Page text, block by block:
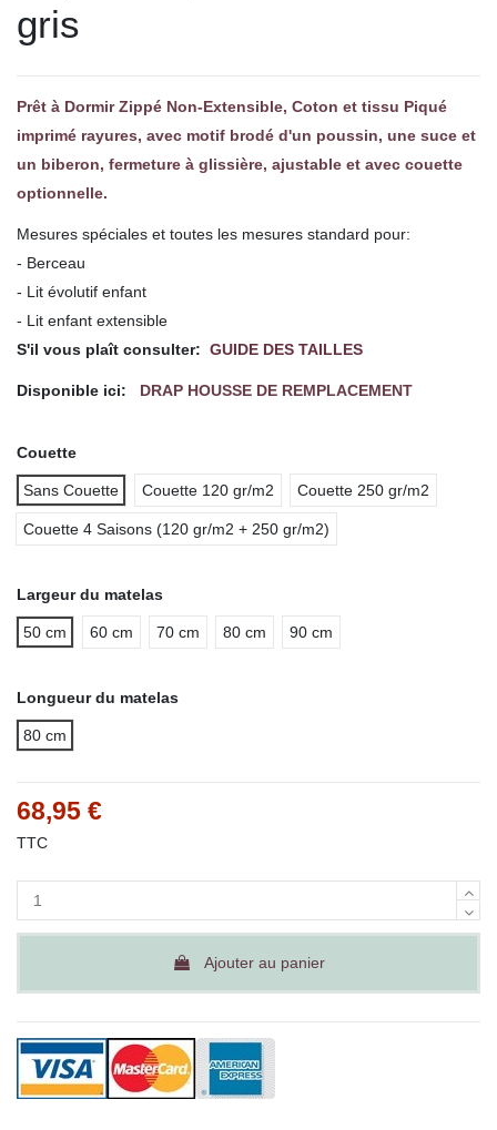
gris
Prêt à Dormir Zippé Non-Extensible, Coton et tissu Piqué
imprimé rayures, avec motif brodé d'un poussin, une suce et
un biberon, fermeture à glissière, ajustable et avec couette
optionnelle.
Mesures spéciales et toutes les mesures standard pour:
- Berceau
- Lit évolutif enfant
- Lit enfant extensible
S'il vous plaît consulter: GUIDE DES TAILLES
Disponible ici: DRAP HOUSSE DE REMPLACEMENT
Couette
Sans Couette Couette 120 gr/m2 Couette 250 gr/m2
Couette 4 Saisons (120 gr/m2 + 250 gr/m2)
Largeur du matelas
50 cm 60 cm 70 cm 80 cm 90 cm
Longueur du matelas
80 cm
68,95 €
TTC
Ajouter au panier